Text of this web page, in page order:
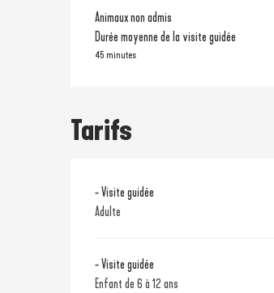
Animaux non admis
Durée moyenne de la visite guidée
45 minutes
Tarifs
- Visite guidée
Adulte
- Visite guidée
Enfant de 6 à 12 ans